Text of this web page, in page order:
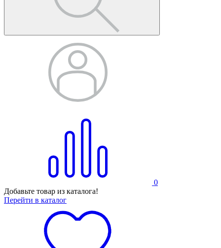
0
Добавьте товар из каталога!
Перейти в каталог